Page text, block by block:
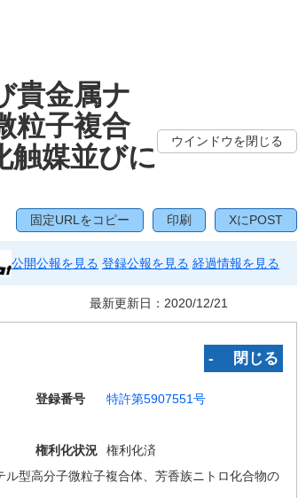
貴金属ナ
粒子複合
触媒並びに
ウインドウを閉じる
固定URLをコピー 印刷 XにPOST
公開公報を見る 登録公報を見る 経過情報を見る
最新更新日： 2020/12/21
‐ 閉じる
登録番号
特許第5907551号
権利化状況
権利化済
型高分子微粒子複合体、芳香族ニトロ化合物の